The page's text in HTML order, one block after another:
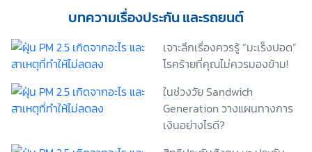
อื่นๆ ท่านสามารถอ่านรายละเอียดนโยบายคุ้มครองข้อมูล
ส่วนบุคคลและสิทธิของเจ้าของข้อมูลส่วนบุคคลได้ที่
เว็บไซต์ คำประกาศเกี่ยวกับความเป็นส่วนตัว ก่อนให้
ความยินยอม ทั้งนี้ ก่อนการแสดงเจตนา ข้าพเจ้าได้อ่าน
รายละเอียดจากเอกสารชี้แจงข้อมูล หรือได้รับคำอธิบาย
เปิดเผยข้อมูลส่วนบุคคล (“ประมวลผลข้อมูลส่วนบุคคล”)
และมีความเข้าใจดีแล้ว ข้าพเจ้าให้ความยินยอมหรือปฏิเสธ
ไม่ให้ความยินยอมในเอกสารนี้ด้วยความสมัครใจ
บทความเรื่องประกัน และรถยนต์
เจาะลึกเรื่องควรรู้ “มะเร็งปอด”
โรคร้ายที่คุณไม่ควรมองข้าม!
ในช่วงวัย Sandwich
Generation วางแผนทางการ
เงินอย่างไรดี?